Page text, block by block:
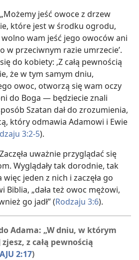
jeść owoce z drzew
które jest w środku ogrodu,
wolno wam jeść jego owoców ani
w przeciwnym razie umrzecie’.
do kobiety: ‚Z całą pewnością
że w tym samym dniu,
owoc, otworzą się wam oczy
do Boga — będziecie znali
Szatan dał do zrozumienia,
który odmawia Adamowi i Ewie
3:2-5).
uważnie przyglądać się
Wyglądały tak dorodnie, tak
jeden z nich i zaczęła go
Biblia, „dała też owoc mężowi,
go jadł” (Rodzaju 3:6).
Adama: „W dniu, w którym
z całą pewnością
2:17)